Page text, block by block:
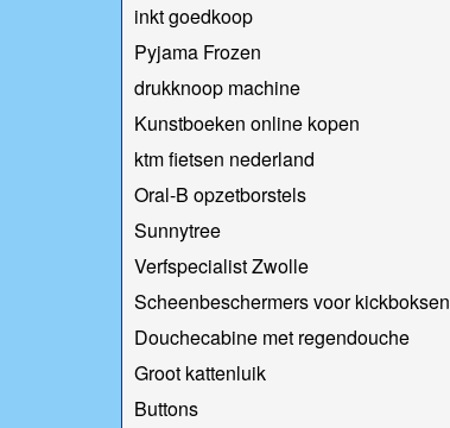
inkt goedkoop
Pyjama Frozen
drukknoop machine
Kunstboeken online kopen
ktm fietsen nederland
Oral-B opzetborstels
Sunnytree
Verfspecialist Zwolle
Scheenbeschermers voor kickboksen
Douchecabine met regendouche
Groot kattenluik
Buttons